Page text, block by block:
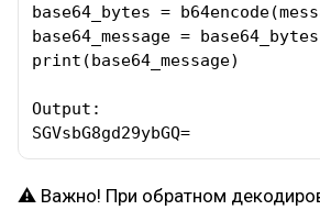
base64_bytes =
base64_message =
print(base64_message)
Output:
SGVsbG8gd29ybGQ=
⚠ Важно! При обратном